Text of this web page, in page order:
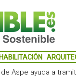
Aspe ayuda a